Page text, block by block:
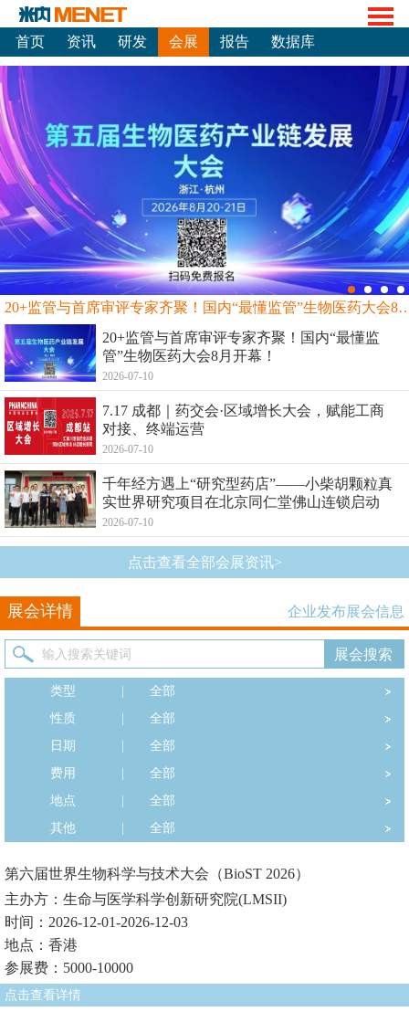
首页 资讯 研发 会展 报告 数据库
20+监管与首席审评专家齐聚！国内“最
20+监管与首席审评专家齐聚！国内“最懂监
管”生物医药大会8月开幕！
2026-07-10
7.17 成都｜药交会·区域增长大会，赋能工商
对接、终端运营
2026-07-10
千年经方遇上“研究型药店”——小柴胡颗粒真
实世界研究项目在北京同仁堂佛山连锁启动
2026-07-10
点击查看全部会展资讯>
展会详情 企业发布展会信息
类型
全部
性质
全部
日期
全部
费用
全部
地点
全部
其他
全部
第六届世界生物科学与技术大会（BioST 2026）
主办方：生命与医学科学创新研究院(LMSII)
时间：2026-12-01-2026-12-03
地点：香港
参展费：5000-10000
点击查看详情